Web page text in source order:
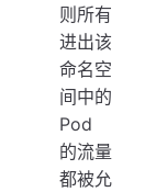
则所有
进出该
命名空
间中的
Pod
的流量
都被允